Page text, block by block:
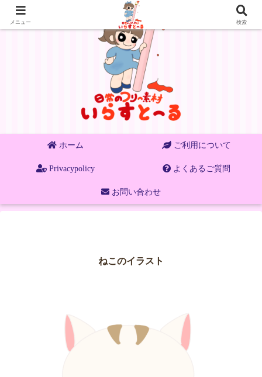
ホーム ご利用について
Privacypolicy よくあるご質問
お問い合わせ
ねこのイラスト
メニュー 検索